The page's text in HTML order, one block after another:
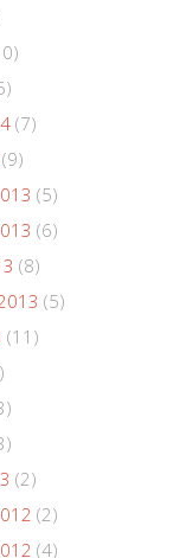
(7)
(9)
(5)
(6)
(8)
(5)
(11)
(2)
(2)
(4)